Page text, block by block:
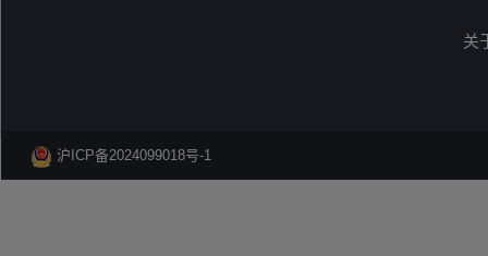
关
沪ICP备2024099018号-1